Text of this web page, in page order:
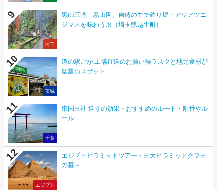
埼玉
黒山三滝・黒山園、自然の中で釣り堀・アツアツニ
ジマスを味わう旅（埼玉県越生町）
茨城
道の駅ごか 工場直送のお買い得ラスクと地元食材が
話題のスポット
千葉
東国三社 巡りの効果・おすすめのルート・順番やル
ール
エジプト
エジプトピラミッドツアー～三大ピラミッドクフ王
の墓～